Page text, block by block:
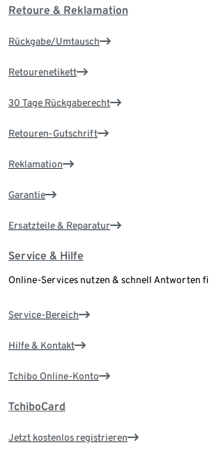
Retoure & Reklamation
Rückgabe/Umtausch
Retourenetikett
30 Tage Rückgaberecht
Retouren-Gutschrift
Reklamation
Garantie
Ersatzteile & Reparatur
Service & Hilfe
Online-Services nutzen & schnell Antworten
Service-Bereich
Hilfe & Kontakt
Tchibo Online-Konto
TchiboCard
Jetzt kostenlos registrieren